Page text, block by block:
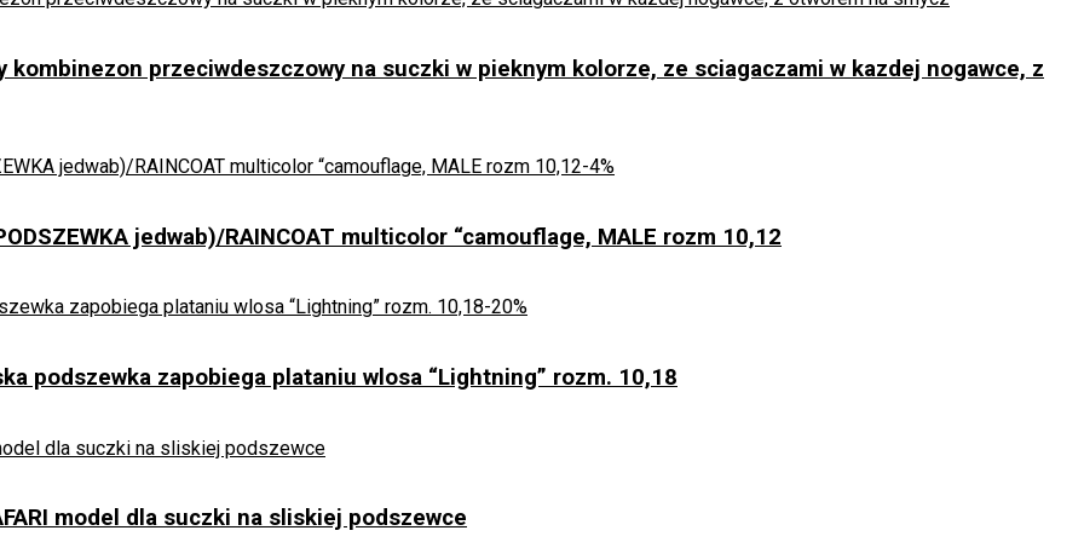
kombinezon przeciwdeszczowy na suczki w pieknym kolorze, ze sciagaczami w kazdej nogawce, z
-4%
jedwab)/RAINCOAT multicolor “camouflage, MALE rozm 10,12
-20%
podszewka zapobiega plataniu wlosa “Lightning” rozm. 10,18
model dla suczki na sliskiej podszewce